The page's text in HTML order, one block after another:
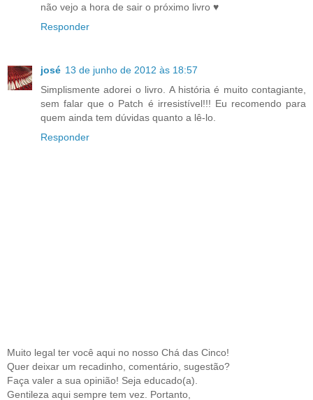
não vejo a hora de sair o próximo livro ♥
Responder
josé 13 de junho de 2012 às 18:57
Simplismente adorei o livro. A história é muito contagiante,
sem falar que o Patch é irresistível!!! Eu recomendo para
quem ainda tem dúvidas quanto a lê-lo.
Responder
Muito legal ter você aqui no nosso Chá das Cinco!
Quer deixar um recadinho, comentário, sugestão?
Faça valer a sua opinião! Seja educado(a).
Gentileza aqui sempre tem vez. Portanto,